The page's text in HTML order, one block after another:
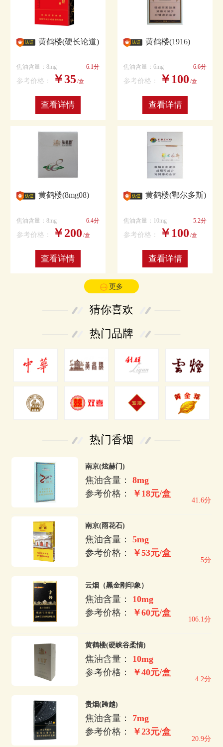
黄鹤楼(硬长论道)
焦油含量：8mg 6.1分
参考价格： ￥35 /盒
查看详情
黄鹤楼(1916)
焦油含量：6mg 6.6分
参考价格： ￥100 /盒
查看详情
黄鹤楼(8mg08)
焦油含量：8mg 6.4分
参考价格： ￥200 /盒
查看详情
黄鹤楼(鄂尔多斯)
焦油含量：10mg 5.2分
参考价格： ￥100 /盒
查看详情
更多
猜你喜欢
热门品牌
热门香烟
南京(炫赫门)
焦油含量：8mg
参考价格：
￥18元/盒
41.6分
南京(雨花石)
焦油含量：5mg
参考价格：
￥53元/盒
5分
云烟（黑金刚印象）
焦油含量： 10mg
参考价格：
￥60元/盒
106.1分
黄鹤楼(硬峡谷柔情)
焦油含量： 10mg
参考价格：
￥40元/盒
4.2分
贵烟(跨越)
焦油含量： 7mg
参考价格：
￥23元/盒
20.9分